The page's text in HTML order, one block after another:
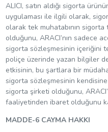
ALICI, satın aldığı sigorta
uygulaması ile ilgili olarak,
olarak tek muhatabının
olduğunu, ARACI’nın sadece
sigorta sözleşmesinin içeriğini
poliçe üzerinde yazan bilgiler
etkisinin, bu şartlara bir
sigorta sözleşmesinin
sigorta şirketi olduğunu,
faaliyetinden ibaret olduğunu
MADDE-6 CAYMA HAKKI